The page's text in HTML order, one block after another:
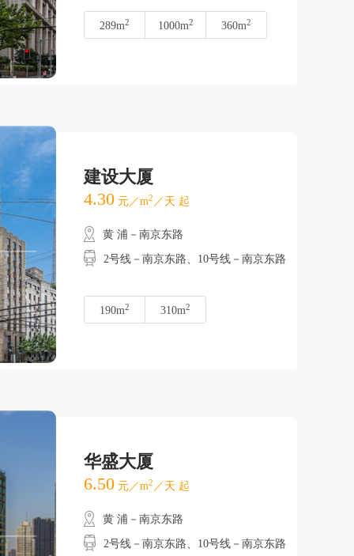
289m2 1000m2 360m2
建设大厦
4.30 元／m2 ／天 起
黄 浦－南京东路
2号线－南京东路、10号线－南京东路
190m2 310m2
华盛大厦
6.50 元／m2 ／天 起
黄 浦－南京东路
2号线－南京东路、10号线－南京东路